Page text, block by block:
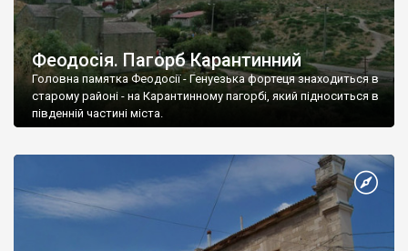
Феодосія. Пагорб Карантинний
Головна памятка Феодосії - Генуезька фортеця знаходиться в
старому районі - на Карантинному пагорбі, який підноситься в
південній частині міста.